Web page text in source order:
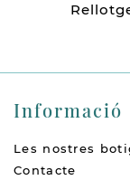
Informació
Les nostres
Contacte